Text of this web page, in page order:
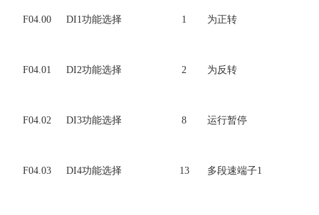
F04.00 DI1功能选择 1 为正转
F04.01 DI2功能选择 2 为反转
F04.02 DI3功能选择 8 运行暂停
F04.03 DI4功能选择 13 多段速端子1